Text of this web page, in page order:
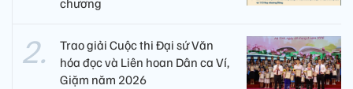
chương
Trao giải Cuộc thi Đại sứ Văn
hóa đọc và Liên hoan Dân ca Ví,
Giặm năm 2026